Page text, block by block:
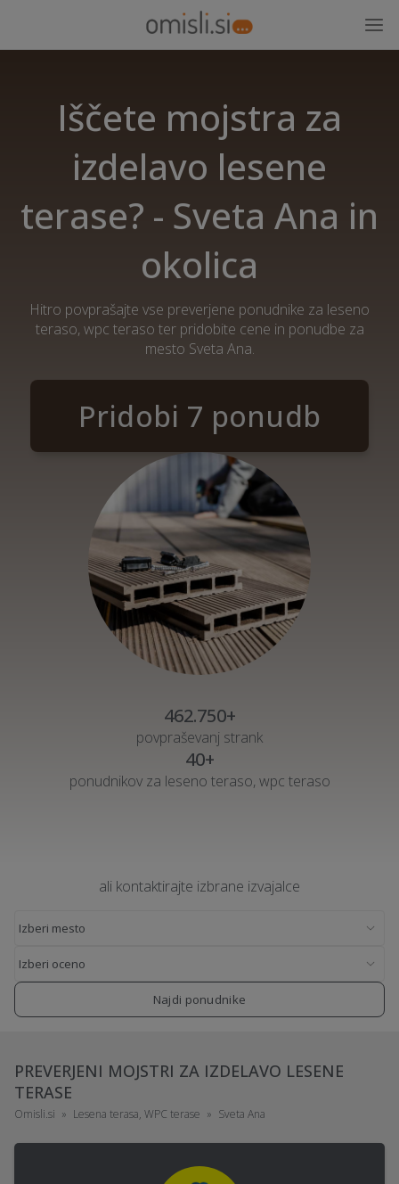
Iščete mojstra za
izdelavo lesene
terase? - Sveta Ana in
okolica
Hitro povprašajte vse preverjene ponudnike za leseno
teraso, wpc teraso ter pridobite cene in ponudbe za
mesto Sveta Ana.
Pridobi 7 ponudb
462.750+
povpraševanj strank
40+
ponudnikov za leseno teraso, wpc teraso
ali kontaktirajte izbrane izvajalce
Najdi ponudnike
PREVERJENI MOJSTRI ZA IZDELAVO LESENE
TERASE
Omisli.si Lesena terasa, WPC terase Sveta Ana